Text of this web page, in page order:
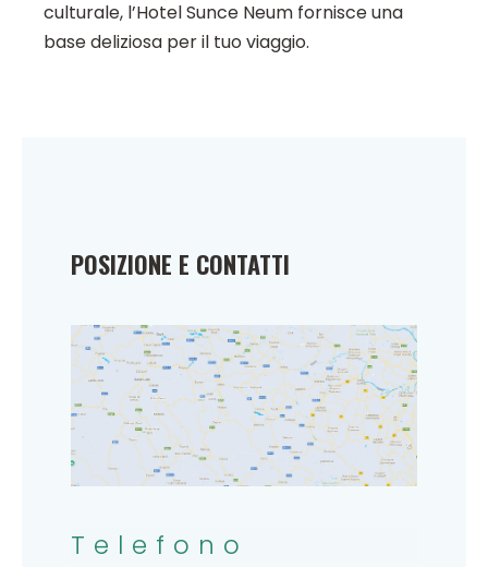
culturale, l’Hotel Sunce Neum fornisce una
base deliziosa per il tuo viaggio.
POSIZIONE E CONTATTI
Telefono